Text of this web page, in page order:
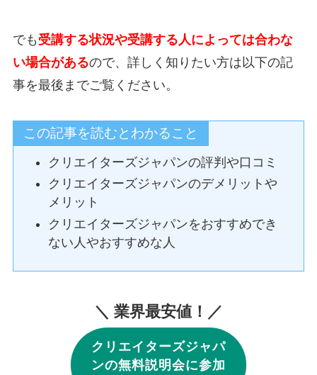
でも 受講する状況や受講する人によっては合わな
い場合があるので、詳しく知りたい方は以下の記
事を最後までご覧ください。
この記事を読むとわかること
クリエイターズジャパンの評判や口コミ
クリエイターズジャパンのデメリットや
メリット
クリエイターズジャパンをおすすめでき
ない人やおすすめな人
＼ 業界最安値！／
クリエイターズジャパ
ンの無料説明会に参加